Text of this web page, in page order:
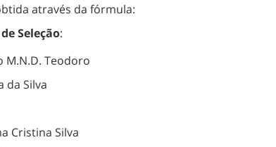
através da fórmula:
Seleção:
M.N.D. Teodoro
da Silva
Cristina Silva